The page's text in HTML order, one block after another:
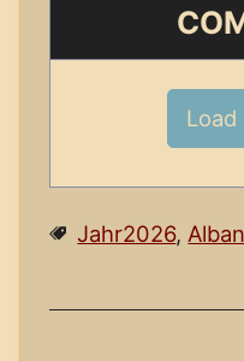
Jahr2026,